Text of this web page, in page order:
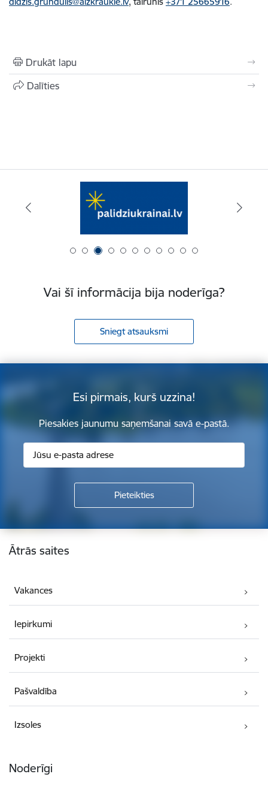
Drukāt lapu
Dalīties
Vai šī informācija bija noderīga?
Sniegt atsauksmi
Esi pirmais, kurš uzzina!
Piesakies jaunumu saņemšanai savā e-pastā.
Kājene
Ātrās saites
Vakances
Iepirkumi
Projekti
Pašvaldība
Izsoles
Noderīgi